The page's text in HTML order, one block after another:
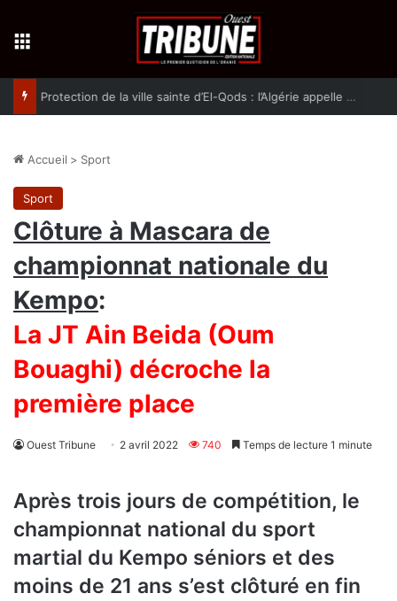
Protection de la ville sainte d’El-Qods : l’Algérie appelle à une action collective
Accueil > Sport
Sport
Clôture à Mascara de
championnat nationale du
Kempo:
La JT Ain Beida (Oum
Bouaghi) décroche la
première place
Ouest Tribune 2 avril 2022 740 Temps de lecture 1 minute
Après trois jours de compétition, le
championnat national du sport
martial du Kempo séniors et des
moins de 21 ans s’est clôturé en fin